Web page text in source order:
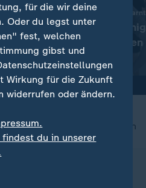
350
Tourismusbranche
Bisher nur
Grenzkontrollen
Italien und
mit Video
nach oben
für die wir deine
Oder du legst unter
fest, welchen
gibst und
Wirkung für die Zukunft
widerrufen oder ändern.
du in unserer